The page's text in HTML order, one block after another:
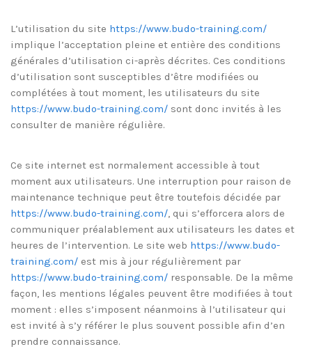
L’utilisation du site https://www.budo-training.com/
implique l’acceptation pleine et entière des conditions
générales d’utilisation ci-après décrites. Ces conditions
d’utilisation sont susceptibles d’être modifiées ou
complétées à tout moment, les utilisateurs du site
https://www.budo-training.com/ sont donc invités à les
consulter de manière régulière.
Ce site internet est normalement accessible à tout
moment aux utilisateurs. Une interruption pour raison de
maintenance technique peut être toutefois décidée par
https://www.budo-training.com/, qui s’efforcera alors de
communiquer préalablement aux utilisateurs les dates et
heures de l’intervention. Le site web https://www.budo-
training.com/ est mis à jour régulièrement par
https://www.budo-training.com/ responsable. De la même
façon, les mentions légales peuvent être modifiées à tout
moment : elles s’imposent néanmoins à l’utilisateur qui
est invité à s’y référer le plus souvent possible afin d’en
prendre connaissance.